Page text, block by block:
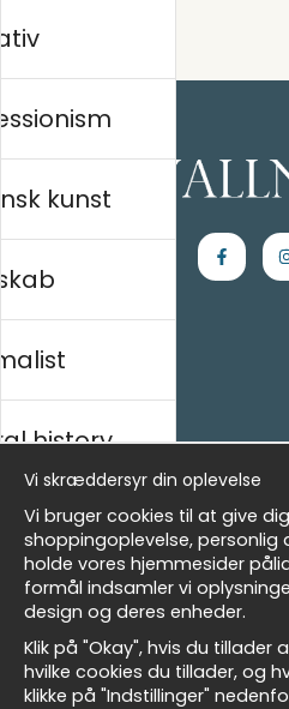
Handle ind
Villkor
- Returer och återbetalningar
Om cookies
Mine favoritter
Nyhedsbrev
Få vores bedste tilbud og nyheder!
E-
kunst
history
Vi skræddersyr din oplevelse
Vi bruger cookies til at give
shoppingoplevelse,
holde vores hjemmesider
formål indsamler vi
design og deres enheder.
Klik på "Okay", hvis du tillader
hvilke cookies du tillader, og
klikke på "Indstillinger"